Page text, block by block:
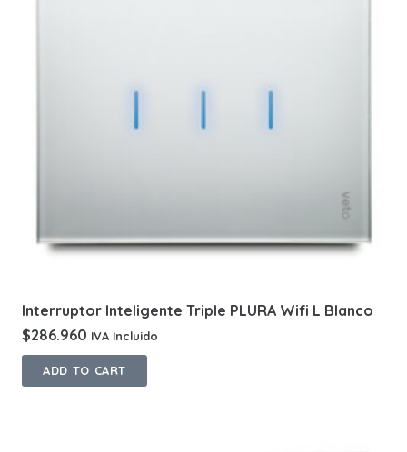
Interruptor Inteligente Triple PLURA Wifi L Blanco
$286.960 IVA Incluido
ADD TO CART